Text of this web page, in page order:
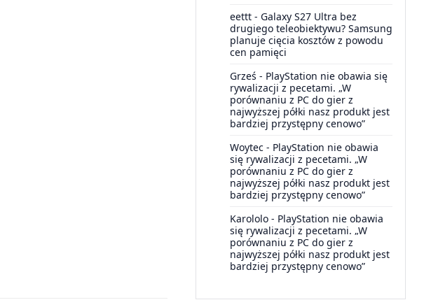
eettt - Galaxy S27 Ultra bez
drugiego teleobiektywu? Samsung
planuje cięcia kosztów z powodu
cen pamięci
Grześ - PlayStation nie obawia się
rywalizacji z pecetami. „W
porównaniu z PC do gier z
najwyższej półki nasz produkt jest
bardziej przystępny cenowo”
Woytec - PlayStation nie obawia
się rywalizacji z pecetami. „W
porównaniu z PC do gier z
najwyższej półki nasz produkt jest
bardziej przystępny cenowo”
Karololo - PlayStation nie obawia
się rywalizacji z pecetami. „W
porównaniu z PC do gier z
najwyższej półki nasz produkt jest
bardziej przystępny cenowo”